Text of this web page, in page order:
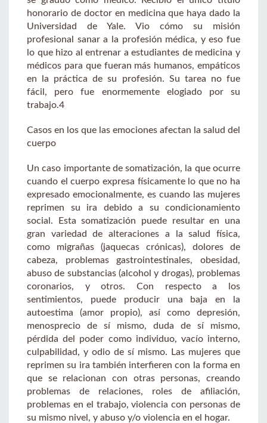
honorario de doctor en medicina que haya dado la
Universidad de Yale. Vio cómo su misión
profesional sanar a la profesión médica, y eso fue
lo que hizo al entrenar a estudiantes de medicina y
médicos para que fueran más humanos, empáticos
en la práctica de su profesión. Su tarea no fue
fácil, pero fue enormemente elogiado por su
trabajo.4
Casos en los que las emociones afectan la salud del
cuerpo
Un caso importante de somatización, la que ocurre
cuando el cuerpo expresa físicamente lo que no ha
expresado emocionalmente, es cuando las mujeres
reprimen su ira debido a su condicionamiento
social. Esta somatización puede resultar en una
gran variedad de alteraciones a la salud física,
como migrañas (jaquecas crónicas), dolores de
cabeza, problemas gastrointestinales, obesidad,
abuso de substancias (alcohol y drogas), problemas
coronarios, y otros. Con respecto a los
sentimientos, puede producir una baja en la
autoestima (amor propio), así como depresión,
menosprecio de sí mismo, duda de sí mismo,
pérdida del poder como individuo, vacío interno,
culpabilidad, y odio de sí mismo. Las mujeres que
reprimen su ira también interfieren con la forma en
que se relacionan con otras personas, creando
problemas de relaciones, roles de afiliación,
problemas en el trabajo, violencia con personas de
su mismo nivel, y abuso y/o violencia en el hogar.